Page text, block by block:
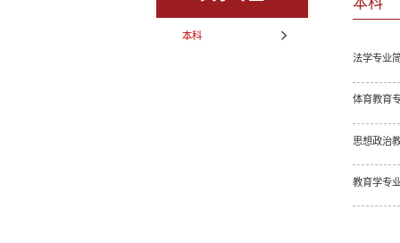
本科
法学专业
体育教育
思想政治
教育学专